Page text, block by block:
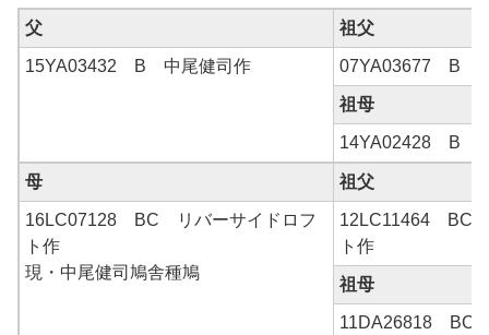
父 祖父
15YA03432 B 中尾健司作 07YA03677 B
祖母
14YA02428 B
母 祖父
16LC07128 BC リバーサイドロフ
ト作
現・中尾健司鳩舎種鳩
12LC11464 BC
ト作
祖母
11DA26818 BC